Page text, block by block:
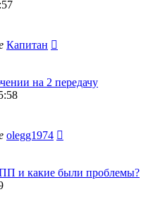
Капитан
на 2 передачу
olegg1974
и какие были проблемы?